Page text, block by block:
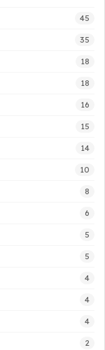
45
35
18
18
16
15
14
10
8
6
5
5
4
4
4
2